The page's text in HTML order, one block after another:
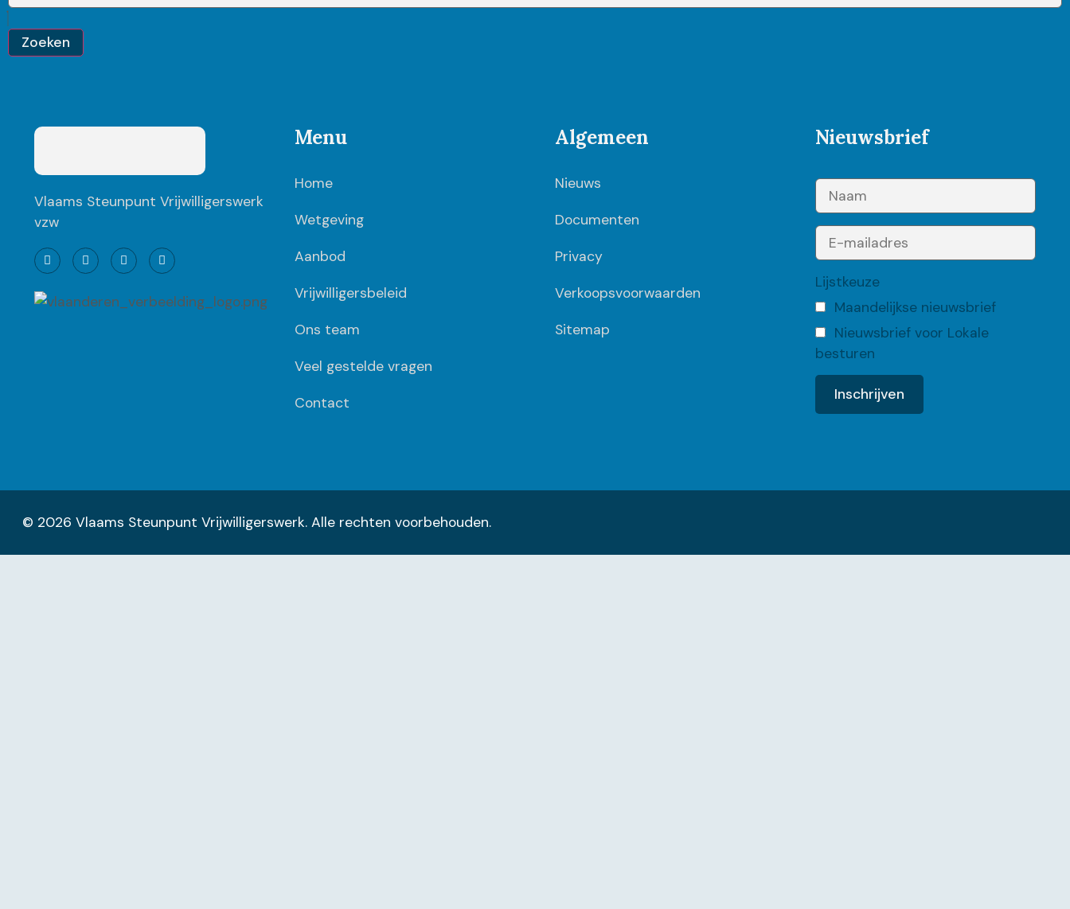
Zoeken
Vlaams Steunpunt Vrijwilligerswerk
vzw
Menu
Home
Wetgeving
Aanbod
Vrijwilligersbeleid
Ons team
Veel gestelde vragen
Contact
Algemeen
Nieuws
Documenten
Privacy
Verkoopsvoorwaarden
Sitemap
Nieuwsbrief
Lijstkeuze
Maandelijkse nieuwsbrief
Nieuwsbrief voor Lokale
besturen
© 2026 Vlaams Steunpunt Vrijwilligerswerk. Alle rechten voorbehouden.